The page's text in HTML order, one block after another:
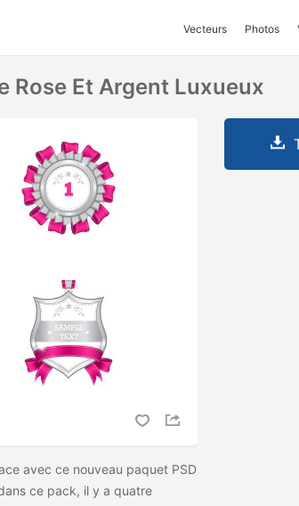
Vecteurs Photos
Rose Et Argent Luxueux
avec ce nouveau paquet PSD
ce pack, il y a quatre